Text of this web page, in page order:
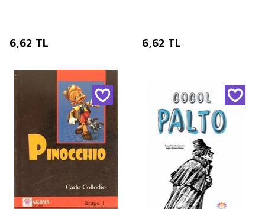
6,62 TL 6,62 TL